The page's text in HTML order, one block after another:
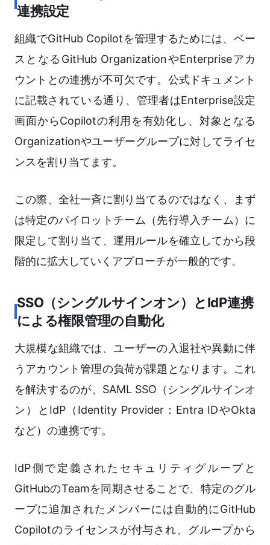
連携設定
組織でGitHub Copilotを管理するためには、ベー
スとなるGitHub OrganizationやEnterpriseアカ
ウントとの連携が不可欠です。公式ドキュメント
に記載されている通り、管理者はEnterprise設定
画面からCopilotの利用を有効化し、対象となる
Organizationやユーザーグループに対してライセ
ンスを割り当てます。
この際、全社一斉に割り当てるのではなく、まず
は特定のパイロットチーム（先行導入チーム）に
限定して割り当て、運用ルールを確立してから段
階的に拡大していくアプローチが一般的です。
SSO（シングルサインオン）とIdP連携
による権限管理の自動化
大規模な組織では、ユーザーの入退社や異動に伴
うアカウント管理の負荷が課題となります。これ
を解決するのが、SAML SSO（シングルサインオ
ン）とIdP（Identity Provider：Entra IDやOkta
など）の連携です。
IdP側で定義されたセキュリティグループと
GitHubのTeamを同期させることで、特定のグル
ープに追加されたメンバーには自動的にGitHub
Copilotのライセンスが付与され、グループから